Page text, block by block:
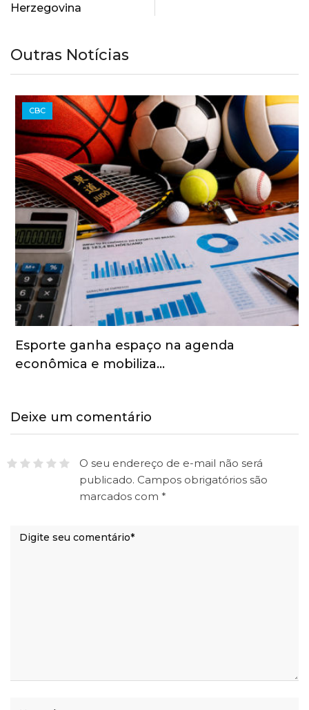
Herzegovina
Outras Notícias
CBC
Esporte ganha espaço na agenda
econômica e mobiliza…
Deixe um comentário
O seu endereço de e-mail não será
publicado. Campos obrigatórios são
marcados com *